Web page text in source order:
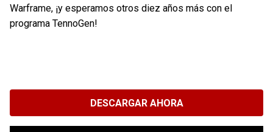
Warframe, ¡y esperamos otros diez años más con el
programa TennoGen!
DESCARGAR AHORA